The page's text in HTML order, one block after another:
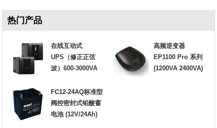
热门产品
在线互动式
UPS（修正正弦
波）600-3000VA
高频逆变器
EP1100 Pro 系列
(1200VA 2400VA)
FC12-24AQ标准型
阀控密封式铅酸蓄
电池 (12V/24Ah)